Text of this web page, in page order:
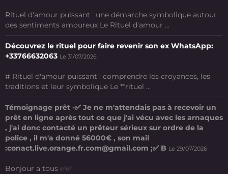
Rituel d'amour puissant : une démarche symbolique autour
des sentiments amoureux Le Rituel d'amour ...
Découvrez le rituel pour faire revenir son ex WhatsApp:
+33766632063 Le 31/07/2026
# Rituel d'amour puissant : comprendre les croyances, les
traditions et leur symbolique Le **rituel ...
Témoignage prêt -✅ Je ne m'attendais pas à recevoir un
prêt en ligne après tout ce que j'ai vécu avec les arnaques
, j'ai donc contacté un prêteur sérieux sur ordre de la
police , il m'a donné 56000€ , son mail
:conact.live.orange.fr.com@gmail.com ;✅ B Le 29/07/2026
Bonjour a tous ✅✅